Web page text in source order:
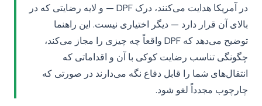
در آمریکا هدایت می‌کنند، درک DPF — و لایه رضایتی که در
بالای آن قرار دارد — دیگر اختیاری نیست. این راهنما
توضیح می‌دهد که DPF واقعاً چه چیزی را مجاز می‌کند،
چگونگی تناسب رضایت کوکی با آن و اقداماتی که
انتقال‌های شما را قابل دفاع نگه می‌دارند در صورتی که
چارچوب مجدداً لغو شود.